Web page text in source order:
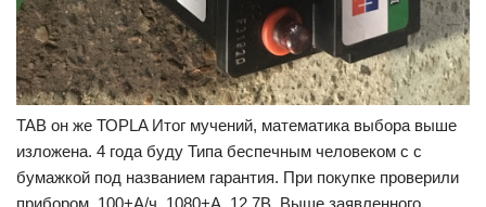
TAB он же ТОРLA Итог мучений, математика выбора выше
изложена. 4 года буду Типа беспечным человеком c с
бумажкой под названием гарантия. При покупке проверили